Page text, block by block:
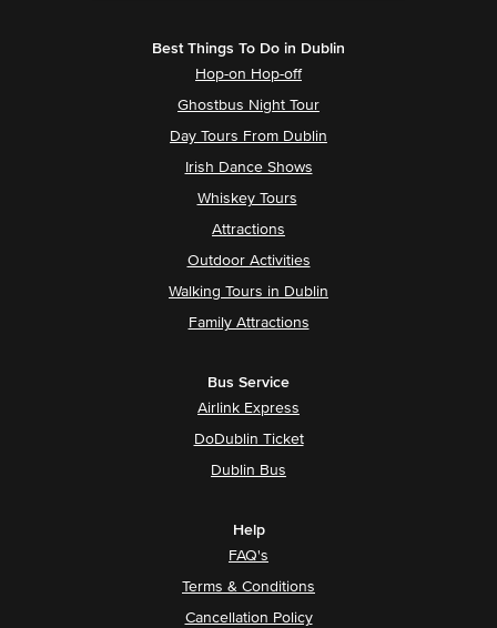
Best Things To Do in Dublin
Hop-on Hop-off
Ghostbus Night Tour
Day Tours From Dublin
Irish Dance Shows
Whiskey Tours
Attractions
Outdoor Activities
Walking Tours in Dublin
Family Attractions
Bus Service
Airlink Express
DoDublin Ticket
Dublin Bus
Help
FAQ's
Terms & Conditions
Cancellation Policy